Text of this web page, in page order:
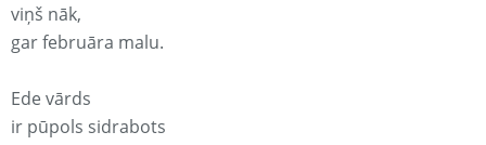
viņš nāk,
gar februāra malu.
Ede vārds
ir pūpols sidrabots